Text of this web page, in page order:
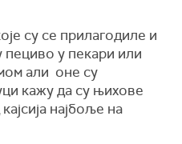
су се прилагодиле и
пециво у пекари или
али оне су
кажу да су њихове
најбоље на